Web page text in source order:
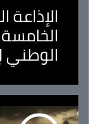
الإذاعة
الوطني